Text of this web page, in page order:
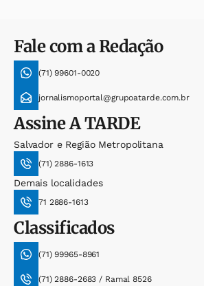
Fale com a Redação
(71) 99601-0020
jornalismoportal@grupoatarde.com.br
AssineA TARDE
Salvador e Região Metropolitana
(71) 2886-1613
Demais localidades
71 2886-1613
Classificados
(71) 99965-8961
(71) 2886-2683 / Ramal 8526